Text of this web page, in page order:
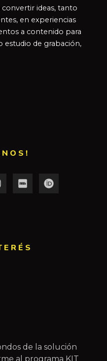
ideas, tanto
en experiencias
a contenido para
estudio de grabación,
de la solución
al programa KIT